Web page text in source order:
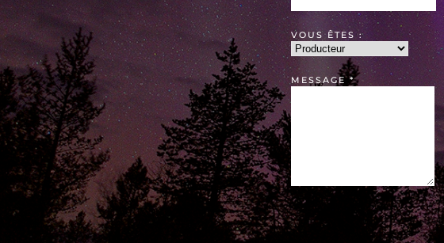
VOUS ÊTES :
MESSAGE*